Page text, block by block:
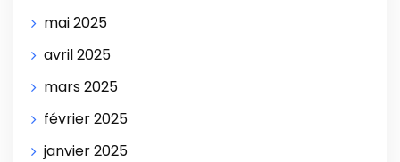
mai 2025
avril 2025
mars 2025
février 2025
janvier 2025